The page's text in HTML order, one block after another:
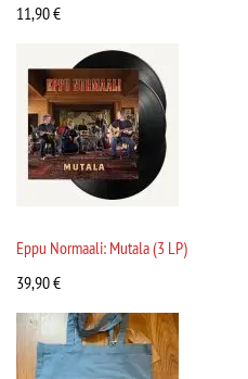
11,90€
Eppu Normaali: Mutala (3 LP)
39,90€